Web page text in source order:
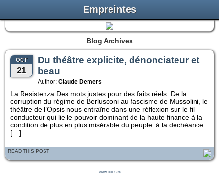
Empreintes
Blog Archives
OCT
21
Du théâtre explicite, dénonciateur et
beau
Author: Claude Demers
La Resistenza Des mots justes pour des faits réels. De la
corruption du régime de Berlusconi au fascisme de Mussolini, le
théâtre de l’Opsis nous entraîne dans une réflexion sur le fil
conducteur qui lie le pouvoir dominant de la haute finance à la
condition de plus en plus misérable du peuple, à la déchéance
[…]
READ THIS POST
View Full Site